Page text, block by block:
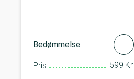
Bedømmelse
Pris 599 Kr.